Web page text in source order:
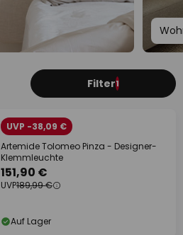
Filter1
UVP -38,09 €
Artemide Tolomeo Pinza - Designer-
Klemmleuchte
151,90 €
UVP189,99 €
Auf Lager